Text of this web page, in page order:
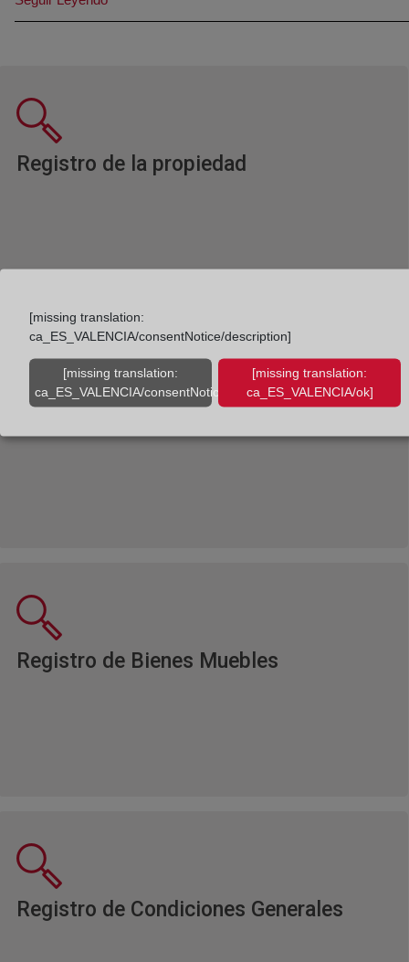
Registro de la propiedad
Registro MercantilVentana nueva
Registro de Bienes Muebles
Registro de Condiciones Generales
[missing translation:
ca_ES_VALENCIA/consentNotice/description]
[missing translation:
ca_ES_VALENCIA/consentNotice/learnMore]
[missing translation:
ca_ES_VALENCIA/ok]